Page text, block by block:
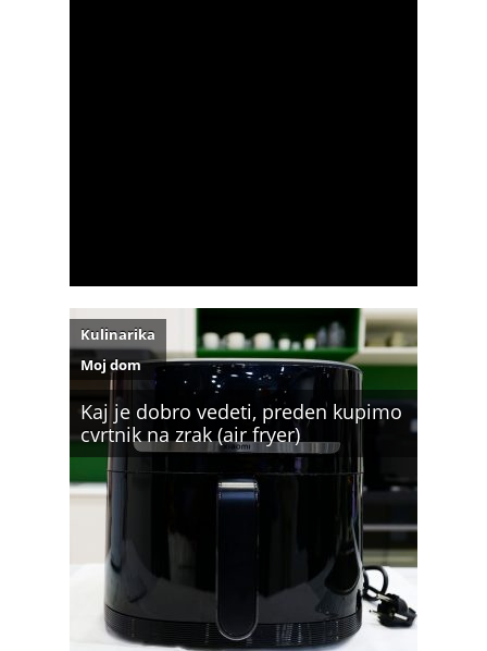
Kaj je dobro vedeti, preden kupimo
cvrtnik na zrak (air fryer)
Kulinarika
Moj dom